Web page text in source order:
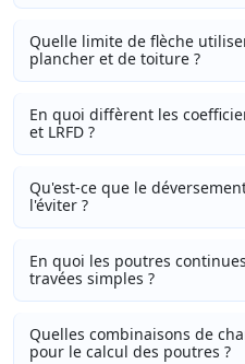
Quelle limite de flèche
plancher et de toiture ?
En quoi diffèrent les
et LRFD ?
Qu'est-ce que le
l'éviter ?
En quoi les poutres
travées simples ?
Quelles combinaisons de
pour le calcul des poutres ?